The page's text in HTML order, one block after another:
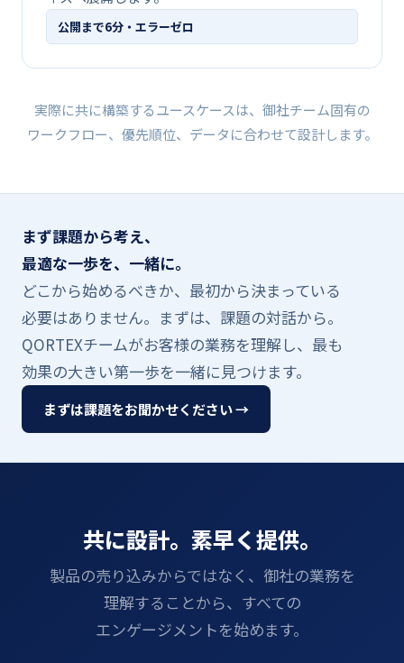
公開まで​​6分・エラーゼロ
実際に​​共に​​構築する​​ユースケースは、​​御社チーム固有の​​
ワークフロー、​​優先順位、​​データに​​合わせて​​設計します。
まず​課題から​​考え、
最適な​​一歩を、​​一緒に。
どこから​​始めるべきか、​​最初から​​決まっている​​
必要は​​ありません。​​まずは、​​課題の​​対話から。​​
QORTEXチームが​​お客様の​​業務を​​理解し、​​最も​​
効果の​​大きい第一歩を​​一緒に​​見つけます。
まずは​課題を​お聞か​せください​ →
共に​​設計。​​素早く​​提供。
製品の​​売り込みからではなく、​​御社の​​業務を​​
理解する​​ことから、​​すべての​​
エンゲージメントを​​始めます。